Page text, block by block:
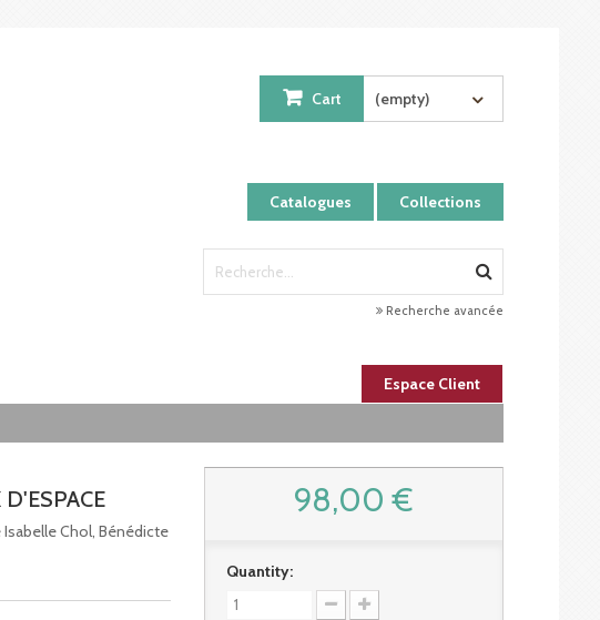
Catalogues Collections
Cart (empty)
Recherche avancée
Espace Client
D'ESPACE
Chol, Bénédicte
98,00 €
Quantity: